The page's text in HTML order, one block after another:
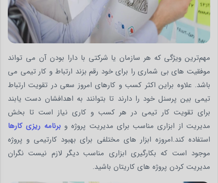
مهم‌ترین ویژگی که هر سازمان یا شرکتی با دارا بودن آن می تواند
موفقیت های بی شماری را برای خود رقم بزند ارتباط و کار تیمی می
باشد. علاوه براین اکثر کسب و کارهای امروز سعی در تقویت ارتباط
تیمی بین پرسنل خود را دارند تا بتوانند به اهدافشان دست یابند
برای تقویت کار تیمی در هر کسب و کاری نیاز است تا بخش
مدیریت از ابزاری مناسب برای مدیریت پروژه وبرنامه ریزی کارها
استفاده کند.امروزه ابزار های مختلفی برای بهبود کارتیمی و پروژه
موجود است که بکارگیری ابزاری مناسب دیگر لازم نیست نگران
مدیریت کردن پروژه های کاریتان باشید.